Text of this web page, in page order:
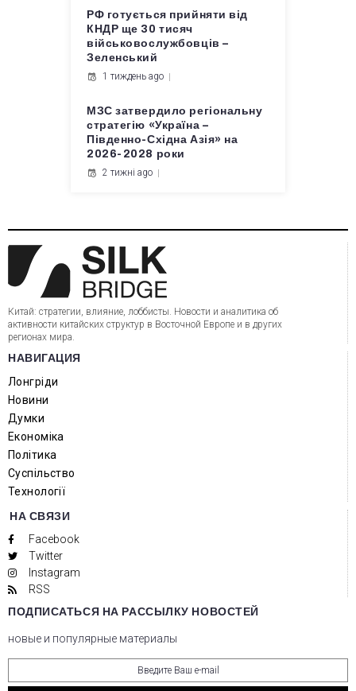
РФ готується прийняти від
КНДР ще 30 тисяч
військовослужбовців –
Зеленський
1 тиждень ago
МЗС затвердило регіональну
стратегію «Україна –
Південно-Східна Азія» на
2026-2028 роки
2 тижні ago
Китай: стратегии, влияние, лоббисты. Новости и аналитика об
активности китайских структур в Восточной Европе и в других
регионах мира.
НАВИГАЦИЯ
Лонгріди
Новини
Думки
Економіка
Політика
Суспільство
Технології
НА СВЯЗИ
Facebook
Twitter
Instagram
RSS
ПОДПИСАТЬСЯ НА РАССЫЛКУ НОВОСТЕЙ
новые и популярные материалы